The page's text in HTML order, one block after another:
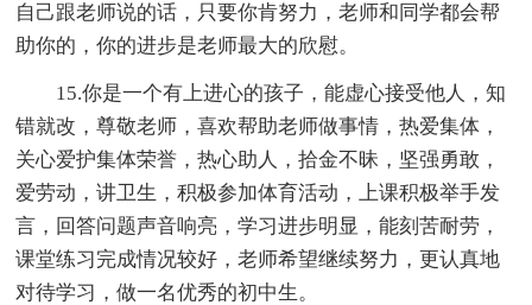
自己跟老师说的话，只要你肯努力，老师和同学都会帮
助你的，你的进步是老师最大的欣慰。
15.你是一个有上进心的孩子，能虚心接受他人，知
错就改，尊敬老师，喜欢帮助老师做事情，热爱集体，
关心爱护集体荣誉，热心助人，拾金不昧，坚强勇敢，
爱劳动，讲卫生，积极参加体育活动，上课积极举手发
言，回答问题声音响亮，学习进步明显，能刻苦耐劳，
课堂练习完成情况较好，老师希望继续努力，更认真地
对待学习，做一名优秀的初中生。